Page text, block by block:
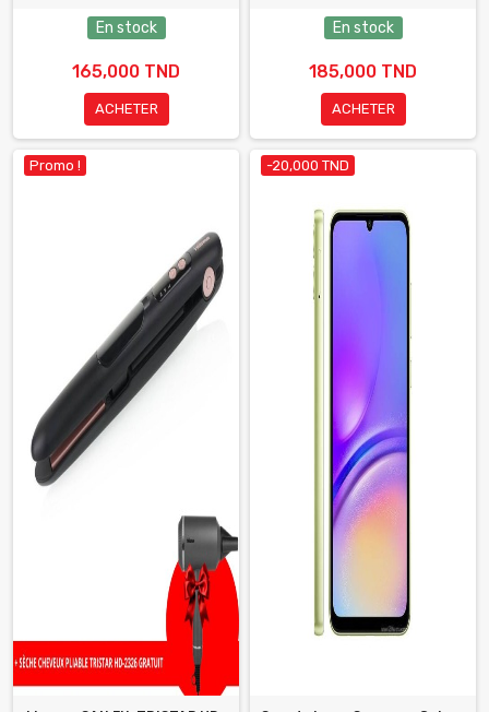
En stock
165,000 TND
ACHETER
En stock
185,000 TND
ACHETER
Promo ! -20,000 TND